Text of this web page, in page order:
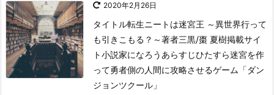
2020年2月26日
タイトル転生ニートは迷宮王 ～異世界行って
も引きこもる？～著者三黒/棗 夏樹掲載サイ
ト小説家になろう あらすじひたすら迷宮を作
って勇者側の人間に攻略させるゲーム「ダン
ジョンツクール」